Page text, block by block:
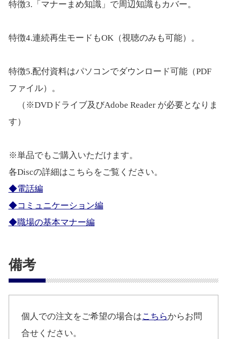
特徴3.「マナーまめ知識」で周辺知識もカバー。
特徴4.連続再生モードもOK（視聴のみも可能）。
特徴5.配付資料はパソコンでダウンロード可能（PDF
ファイル）。
（※DVDドライブ及びAdobe Reader が必要となりま
す）
※単品でもご購入いただけます。
各Discの詳細はこちらをご覧ください。
◆電話編
◆コミュニケーション編
◆職場の基本マナー編
備考
個人での注文をご希望の場合はこちらからお問
合せください。